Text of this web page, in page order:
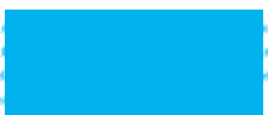
mycket mångsidiga PE06M-serien med
och temperatursensorn SCVOT2 Vortex för
gateway – välj rätt uppkoppling för ditt IoT-projekt
förbättrar järnvägsnätets prestanda